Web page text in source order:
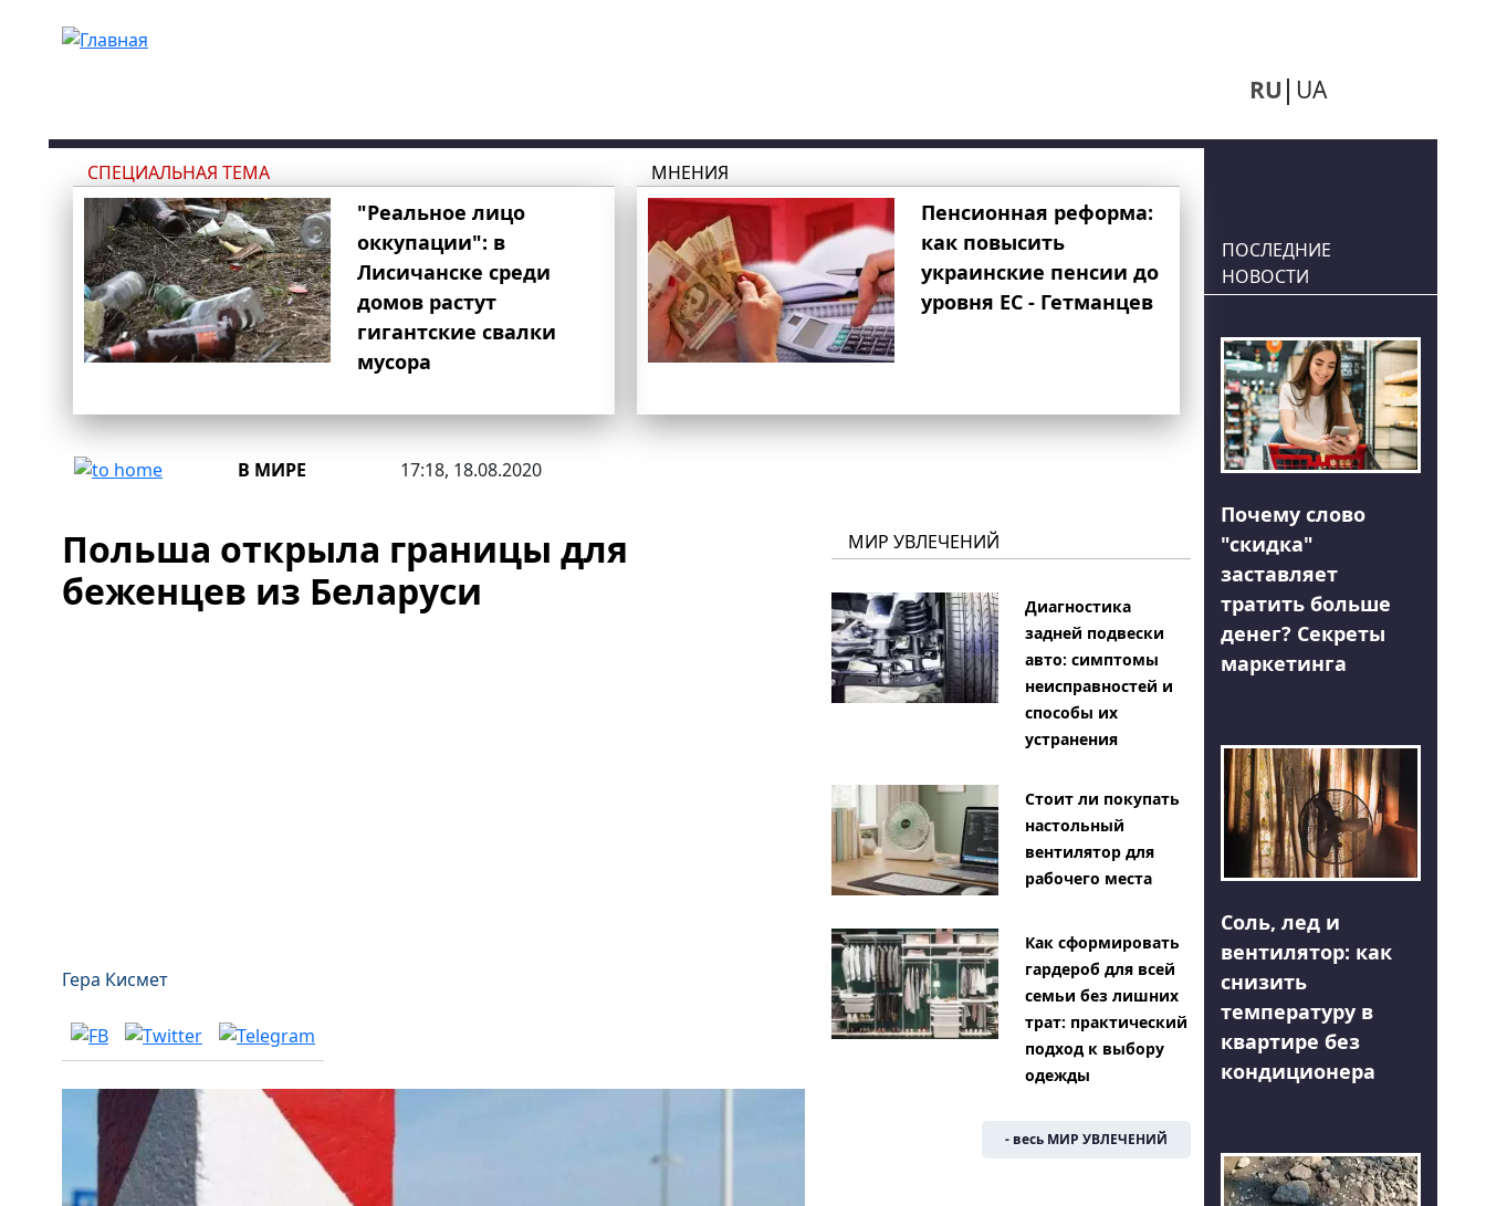
RU UA
СПЕЦИАЛЬНАЯ ТЕМА
"Реальное лицо
оккупации": в
Лисичанске среди
домов растут
гигантские свалки
мусора
МНЕНИЯ
Пенсионная реформа:
как повысить
украинские пенсии до
уровня ЕС - Гетманцев
В МИРЕ 17:18, 18.08.2020
Польша открыла границы для
беженцев из Беларуси
Гера Кисмет
МИР УВЛЕЧЕНИЙ
Диагностика
задней подвески
авто: симптомы
неисправностей и
способы их
устранения
Стоит ли покупать
настольный
вентилятор для
рабочего места
Как сформировать
гардероб для всей
семьи без лишних
трат: практический
подход к выбору
одежды
- весь МИР УВЛЕЧЕНИЙ
ПОСЛЕДНИЕ
НОВОСТИ
Почему слово
"скидка"
заставляет
тратить больше
денег? Секреты
маркетинга
Соль, лед и
вентилятор: как
снизить
температуру в
квартире без
кондиционера